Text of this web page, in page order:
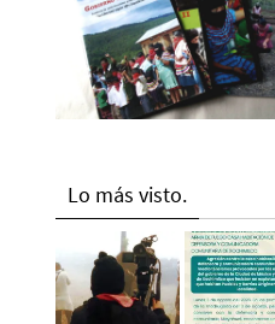
Lo más visto.